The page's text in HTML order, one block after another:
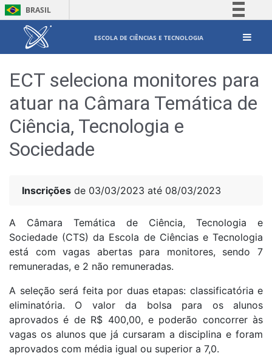
BRASIL
Acesso à informação
Legislação
Canais
ESCOLA DE CIÊNCIAS E TECNOLOGIA
ECT seleciona monitores para
atuar na Câmara Temática de
Ciência, Tecnologia e
Sociedade
Inscrições de 03/03/2023 até 08/03/2023
A Câmara Temática de Ciência, Tecnologia e
Sociedade (CTS) da Escola de Ciências e Tecnologia
está com vagas abertas para monitores, sendo 7
remuneradas, e 2 não remuneradas.
A seleção será feita por duas etapas: classificatória e
eliminatória. O valor da bolsa para os alunos
aprovados é de R$ 400,00, e poderão concorrer às
vagas os alunos que já cursaram a disciplina e foram
aprovados com média igual ou superior a 7,0.